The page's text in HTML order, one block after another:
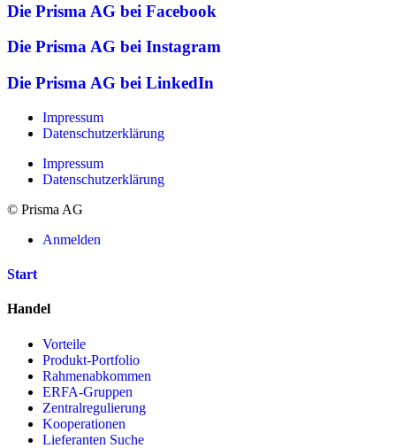
Die Prisma AG bei Facebook
Die Prisma AG bei Instagram
Die Prisma AG bei LinkedIn
Impressum
Datenschutzerklärung
Impressum
Datenschutzerklärung
© Prisma AG
Anmelden
Start
Handel
Vorteile
Produkt-Portfolio
Rahmenabkommen
ERFA-Gruppen
Zentralregulierung
Kooperationen
Lieferanten Suche